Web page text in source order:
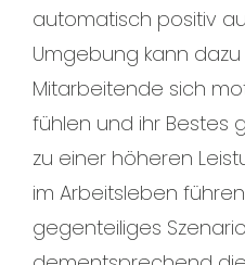
automatisch positiv
Umgebung kann
Mitarbeitende sich
fühlen und ihr Bestes
zu einer höheren
im Arbeitsleben führen
gegenteiliges